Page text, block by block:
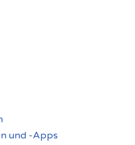
und -Apps